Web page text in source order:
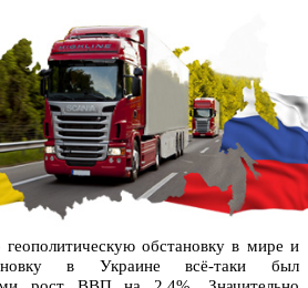
обстановку в мире и
в Украине всё-таки был